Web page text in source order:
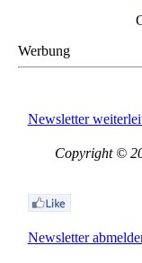
Werbung
Newsletter
Copyright ©
Newsletter